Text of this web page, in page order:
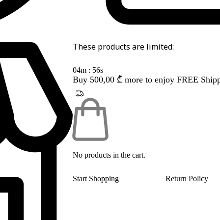
These products are limited:
04m : 55s
Buy 500,00 ₾ more to enjoy FREE
No products in the cart.
Start Shopping Return Policy